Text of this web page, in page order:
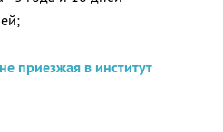
приезжая в институт